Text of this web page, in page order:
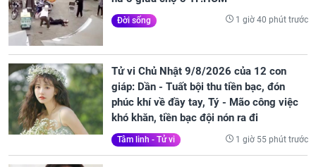
Đời sống 1 giờ 40 phút trước
Tử vi Chủ Nhật 9/8/2026 của 12 con
giáp: Dần - Tuất bội thu tiền bạc, đón
phúc khí về đầy tay, Tý - Mão công việc
khó khăn, tiền bạc đội nón ra đi
Tâm linh - Tử vi 1 giờ 55 phút trước